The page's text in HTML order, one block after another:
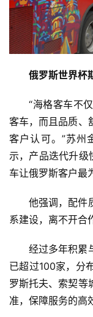
俄罗斯世界杯
“海格客车不
客车，而且品质、
客户认可。”苏州
示，产品迭代升级
车让俄罗斯客户最
他强调，配件
系建设，离不开合
经过多年积累
已超过100家，分
罗斯托夫、索契等
准，保障服务的高